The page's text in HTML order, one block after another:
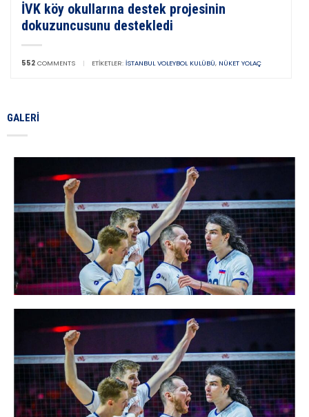
İVK köy okullarına destek projesinin
dokuzuncusunu destekledi
552 COMMENTS | ETIKETLER: İSTANBUL VOLEYBOL KULÜBÜ, NÜKET YOLAÇ
GALERI